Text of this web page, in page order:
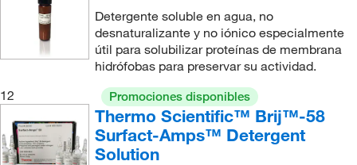
Detergente soluble en agua, no
desnaturalizante y no iónico especialmente
útil para solubilizar proteínas de membrana
hidrófobas para preservar su actividad.
12
Promociones disponibles
Thermo Scientific™ Brij™-58
Surfact-Amps™ Detergent
Solution